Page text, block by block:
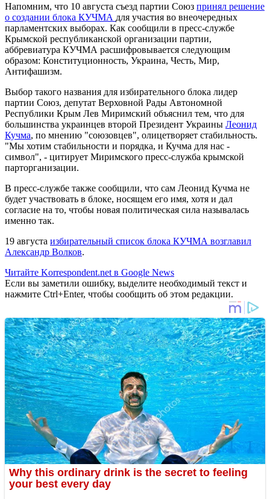
Напомним, что 10 августа съезд партии Союз принял решение
о создании блока КУЧМА для участия во внеочередных
парламентских выборах. Как сообщили в пресс-службе
Крымской республиканской организации партии,
аббревиатура КУЧМА расшифровывается следующим
образом: Конституционность, Украина, Честь, Мир,
Антифашизм.
Выбор такого названия для избирательного блока лидер
партии Союз, депутат Верховной Рады Автономной
Республики Крым Лев Миримский объяснил тем, что для
большинства украинцев второй Президент Украины Леонид
Кучма, по мнению "союзовцев", олицетворяет стабильность.
"Мы хотим стабильности и порядка, и Кучма для нас -
символ", - цитирует Миримского пресс-служба крымской
парторганизации.
В пресс-службе также сообщили, что сам Леонид Кучма не
будет участвовать в блоке, носящем его имя, хотя и дал
согласие на то, чтобы новая политическая сила называлась
именно так.
19 августа избирательный список блока КУЧМА возглавил
Александр Волков.
Читайте Korrespondent.net в Google News
Если вы заметили ошибку, выделите необходимый текст и
нажмите Ctrl+Enter, чтобы сообщить об этом редакции.